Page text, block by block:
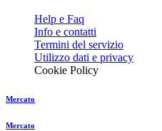
Help e Faq
Info e contatti
Termini del servizio
Utilizzo dati e privacy
Cookie Policy
Mercato
Mercato